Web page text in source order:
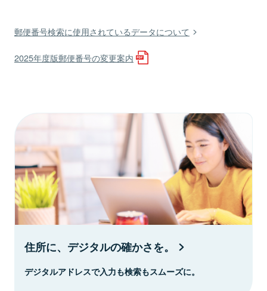
郵便番号検索に使用されているデータについて
2025年度版郵便番号の変更案内
住所に、デジタルの確かさを。
デジタルアドレスで入力も検索もスムーズに。